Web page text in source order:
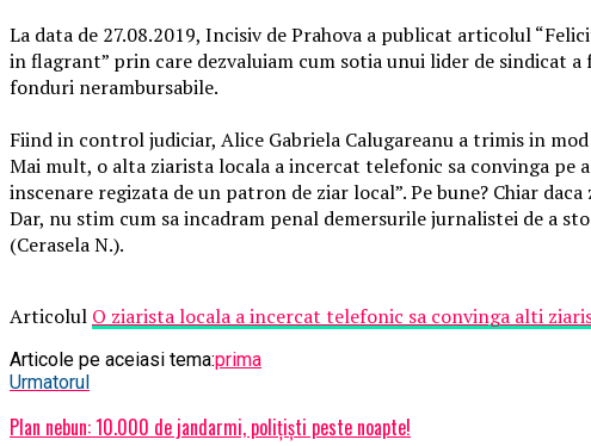
La data de 27.08.2019, Incisiv de Prahova a publicat articolul
in flagrant” prin care dezvaluiam cum sotia unui lider de sindicat
fonduri nerambursabile.
Fiind in control judiciar, Alice Gabriela Calugareanu a trimis in
Mai mult, o alta ziarista locala a incercat telefonic sa convinga pe
inscenare regizata de un patron de ziar local”. Pe bune? Chiar
Dar, nu stim cum sa incadram penal demersurile jurnalistei de a
(Cerasela N.).
Articolul O ziarista locala a incercat telefonic sa convinga alti
Articole pe aceiasi tema:prima
Urmatorul
Plan nebun: 10.000 de jandarmi, polițiști peste noapte!